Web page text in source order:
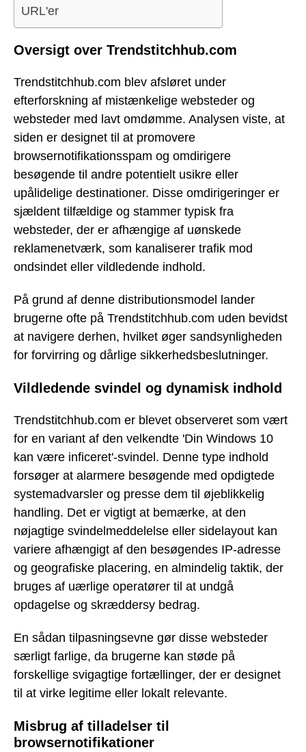
URL'er
Oversigt over Trendstitchhub.com
Trendstitchhub.com blev afsløret under
efterforskning af mistænkelige websteder og
websteder med lavt omdømme. Analysen viste, at
siden er designet til at promovere
browsernotifikationsspam og omdirigere
besøgende til andre potentielt usikre eller
upålidelige destinationer. Disse omdirigeringer er
sjældent tilfældige og stammer typisk fra
websteder, der er afhængige af uønskede
reklamenetværk, som kanaliserer trafik mod
ondsindet eller vildledende indhold.
På grund af denne distributionsmodel lander
brugerne ofte på Trendstitchhub.com uden bevidst
at navigere derhen, hvilket øger sandsynligheden
for forvirring og dårlige sikkerhedsbeslutninger.
Vildledende svindel og dynamisk indhold
Trendstitchhub.com er blevet observeret som vært
for en variant af den velkendte 'Din Windows 10
kan være inficeret'-svindel. Denne type indhold
forsøger at alarmere besøgende med opdigtede
systemadvarsler og presse dem til øjeblikkelig
handling. Det er vigtigt at bemærke, at den
nøjagtige svindelmeddelelse eller sidelayout kan
variere afhængigt af den besøgendes IP-adresse
og geografiske placering, en almindelig taktik, der
bruges af uærlige operatører til at undgå
opdagelse og skræddersy bedrag.
En sådan tilpasningsevne gør disse websteder
særligt farlige, da brugerne kan støde på
forskellige svigagtige fortællinger, der er designet
til at virke legitime eller lokalt relevante.
Misbrug af tilladelser til
browsernotifikationer